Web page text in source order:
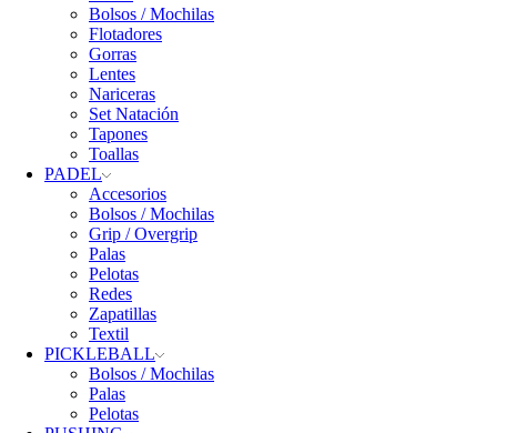
Bolsos / Mochilas
Flotadores
Gorras
Lentes
Nariceras
Set Natación
Tapones
Toallas
PADEL
Accesorios
Bolsos / Mochilas
Grip / Overgrip
Palas
Pelotas
Redes
Zapatillas
Textil
PICKLEBALL
Bolsos / Mochilas
Palas
Pelotas